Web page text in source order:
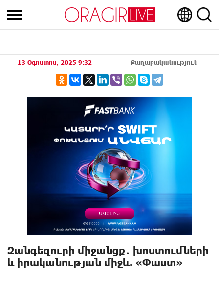
13 Օգոստոս, 2025 9:32 Քաղաքականություն
Զանգեզուրի միջանցք․ խոստումների
և իրականության միջև. «Փաստ»